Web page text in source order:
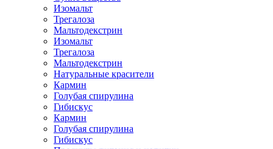
Изомальт
Трегалоза
Мальтодекстрин
Изомальт
Трегалоза
Мальтодекстрин
Натуральные красители
Кармин
Голубая спирулина
Гибискус
Кармин
Голубая спирулина
Гибискус